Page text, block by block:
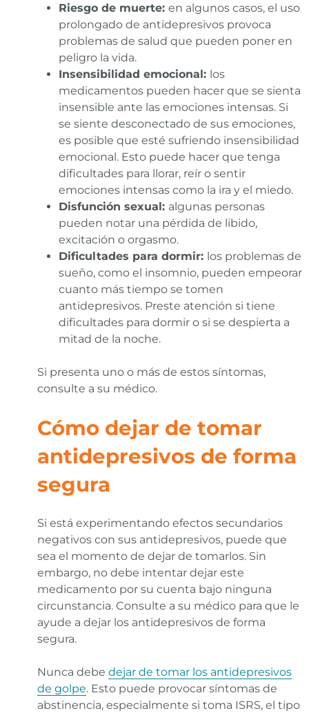
Riesgo de muerte: en algunos casos, el uso
prolongado de antidepresivos provoca
problemas de salud que pueden poner en
peligro la vida.
Insensibilidad emocional: los
medicamentos pueden hacer que se sienta
insensible ante las emociones intensas. Si
se siente desconectado de sus emociones,
es posible que esté sufriendo insensibilidad
emocional. Esto puede hacer que tenga
dificultades para llorar, reír o sentir
emociones intensas como la ira y el miedo.
Disfunción sexual: algunas personas
pueden notar una pérdida de libido,
excitación o orgasmo.
Dificultades para dormir: los problemas de
sueño, como el insomnio, pueden empeorar
cuanto más tiempo se tomen
antidepresivos. Preste atención si tiene
dificultades para dormir o si se despierta a
mitad de la noche.
Si presenta uno o más de estos síntomas,
consulte a su médico.
Cómo dejar de tomar
antidepresivos de forma
segura
Si está experimentando efectos secundarios
negativos con sus antidepresivos, puede que
sea el momento de dejar de tomarlos. Sin
embargo, no debe intentar dejar este
medicamento por su cuenta bajo ninguna
circunstancia. Consulte a su médico para que le
ayude a dejar los antidepresivos de forma
segura.
Nunca debe dejar de tomar los antidepresivos
de golpe. Esto puede provocar síntomas de
abstinencia, especialmente si toma ISRS, el tipo